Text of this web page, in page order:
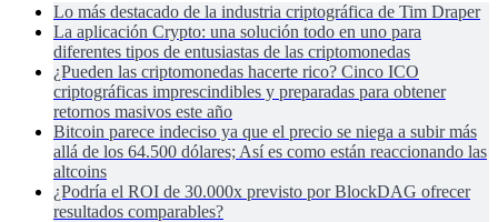
Lo más destacado de la industria criptográfica de Tim Draper
La aplicación Crypto: una solución todo en uno para
diferentes tipos de entusiastas de las criptomonedas
¿Pueden las criptomonedas hacerte rico? Cinco ICO
criptográficas imprescindibles y preparadas para obtener
retornos masivos este año
Bitcoin parece indeciso ya que el precio se niega a subir más
allá de los 64.500 dólares; Así es como están reaccionando las
altcoins
¿Podría el ROI de 30.000x previsto por BlockDAG ofrecer
resultados comparables?